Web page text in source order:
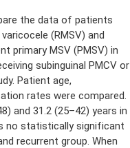
the data of patients
(RMSV) and
primary MSV (PMSV) in
subinguinal PMCV or
Patient age,
rates were compared.
and 31.2 (25–42) years in
no statistically significant
recurrent group. When